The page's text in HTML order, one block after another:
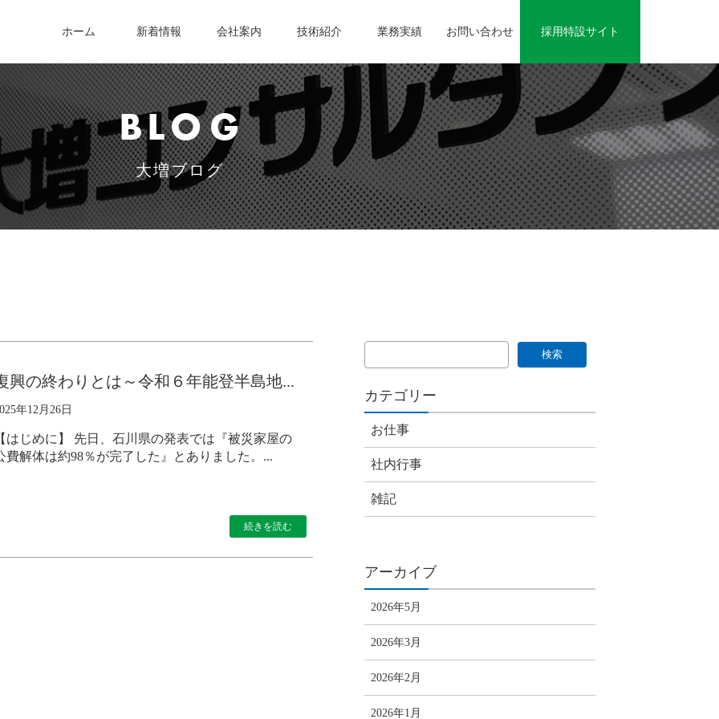
ホーム 新着情報 会社案内 技術紹介 業務実績 お問い合わせ 採用特設サイト
大増ブログ
興の終わりとは～令和６年能登半島地...
年12月26日
はじめに】 先日、石川県の発表では『被災家屋の
費解体は約98％が完了した』とありました。...
続きを読む
カテゴリー
お仕事
社内行事
雑記
アーカイブ
2026年5月
2026年3月
2026年2月
2026年1月